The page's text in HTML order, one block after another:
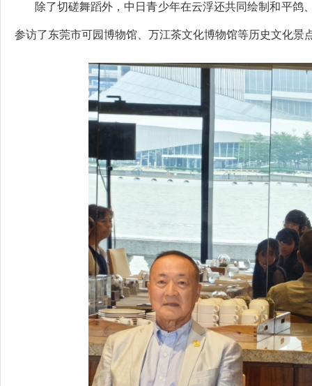
除了切磋舞蹈外，中日青少年在云浮还共同绘制和平鸽
参访了东莞市可园博物馆、万江茶文化博物馆等历史文化